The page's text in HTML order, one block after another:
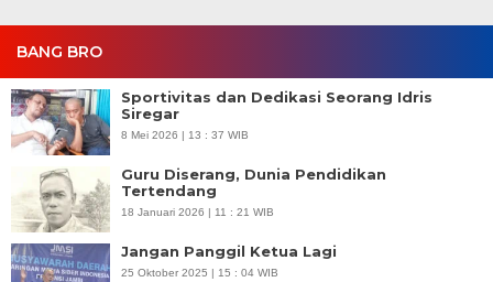
BANG BRO
Sportivitas dan Dedikasi Seorang Idris
Siregar
8 Mei 2026 | 13 : 37 WIB
Guru Diserang, Dunia Pendidikan
Tertendang
18 Januari 2026 | 11 : 21 WIB
Jangan Panggil Ketua Lagi
25 Oktober 2025 | 15 : 04 WIB